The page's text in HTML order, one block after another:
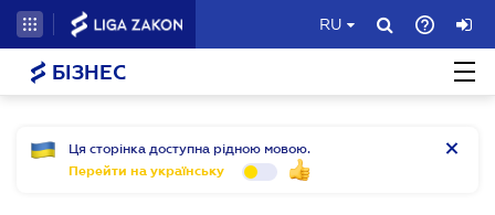
RU
БІЗНЕС
Ця сторінка доступна рідною мовою.
Перейти на українську